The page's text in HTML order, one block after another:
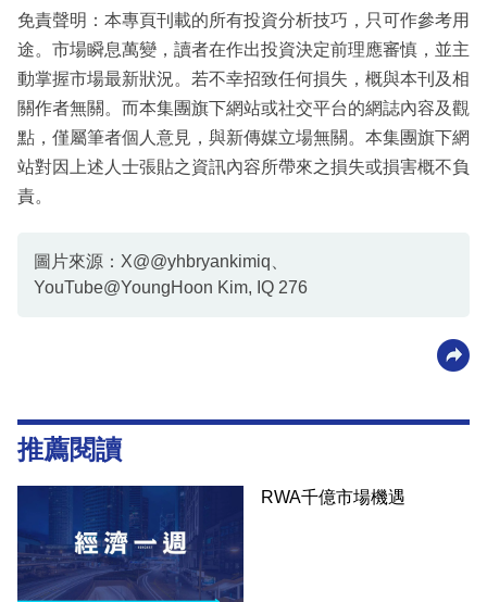
免責聲明：本專頁刊載的所有投資分析技巧，只可作參考用
途。市場瞬息萬變，讀者在作出投資決定前理應審慎，並主
動掌握市場最新狀況。若不幸招致任何損失，概與本刊及相
關作者無關。而本集團旗下網站或社交平台的網誌內容及觀
點，僅屬筆者個人意見，與新傳媒立場無關。本集團旗下網
站對因上述人士張貼之資訊內容所帶來之損失或損害概不負
責。
圖片來源：X@@yhbryankimiq、
YouTube@YoungHoon Kim, IQ 276
推薦閱讀
RWA千億市場機遇